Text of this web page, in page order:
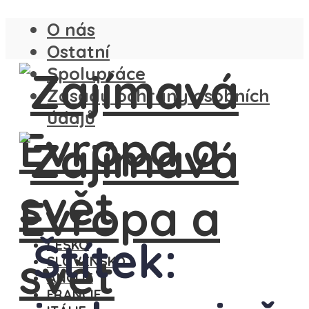
O nás
Ostatní
Spolupráce
Zásady ochrany osobních
údajů
ČESKO
SLOVENSKO
ANGLIE
FRANCIE
Štítek: